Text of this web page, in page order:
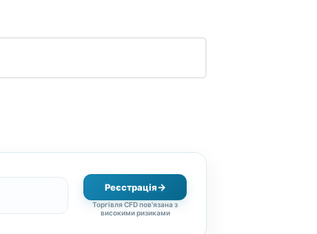
Торгівля CFD пов'язана з
високими ризиками
Реєстрація